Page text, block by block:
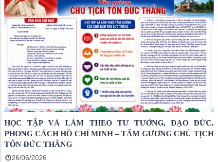
Nhân dân trên địa bàn.
HỌC TẬP VÀ LÀM THEO TƯ TƯỞNG, ĐẠO ĐỨC,
PHONG CÁCH HỒ CHÍ MINH – TẤM GƯƠNG CHỦ TỊCH
TÔN ĐỨC THẮNG
26/06/2026